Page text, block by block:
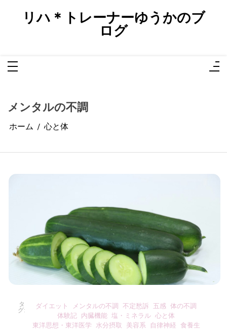
リハ＊トレーナーゆうかのブ
ログ
メンタルの不調
ホーム 心と体
タ
グ:
ダイエット メンタルの不調 不定愁訴 五感 体の不調
体験記 内臓機能 塩・ミネラル 心と体
東洋思想・東洋医学 水分摂取 美容系 自律神経 食養生